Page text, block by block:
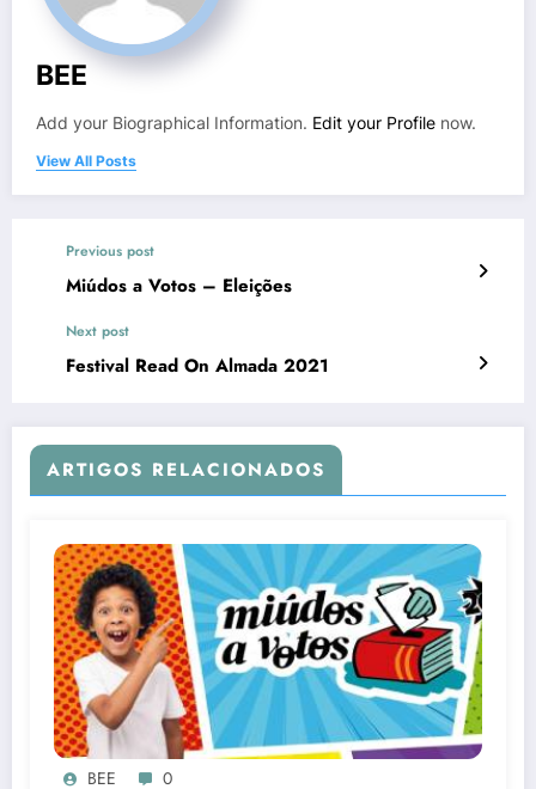
BEE
Add your Biographical Information. Edit your Profile now.
View All Posts
Previous post
Miúdos a Votos – Eleições
Next post
Festival Read On Almada 2021
ARTIGOS RELACIONADOS
BEE 0